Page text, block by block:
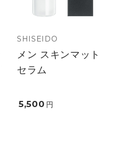
SHISEIDO
メン スキンマット
セラム
5,500 円